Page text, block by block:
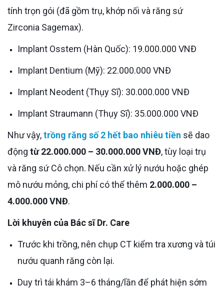
tính trọn gói (đã gồm trụ, khớp nối và răng sứ
Zirconia Sagemax).
Implant Osstem (Hàn Quốc): 19.000.000 VNĐ
Implant Dentium (Mỹ): 22.000.000 VNĐ
Implant Neodent (Thụy Sĩ): 30.000.000 VNĐ
Implant Straumann (Thụy Sĩ): 35.000.000 VNĐ
Như vậy,trồng răng số 2 hết bao nhiêu tiền sẽ dao
động từ 22.000.000 – 30.000.000 VNĐ, tùy loại trụ
và răng sứ Cô chọn. Nếu cần xử lý nướu hoặc ghép
mô nướu mỏng, chi phí có thể thêm 2.000.000 –
4.000.000 VNĐ.
Lời khuyên của Bác sĩ Dr. Care
Trước khi trồng, nên chụp CT kiểm tra xương và túi
nướu quanh răng còn lại.
Duy trì tái khám 3–6 tháng/lần để phát hiện sớm